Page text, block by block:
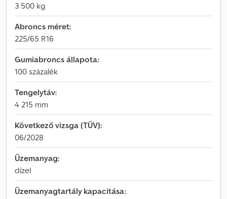
3 500 kg
Abroncs méret:
225/65 R16
Gumiabroncs állapota:
100 százalék
Tengelytáv:
4 215 mm
Következő vizsga (TÜV):
06/2028
Üzemanyag:
dízel
Üzemanyagtartály kapacitása: